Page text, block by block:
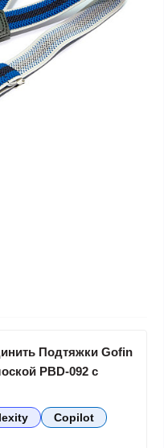
Подтяжки Gofin
PBD-092 с
Copilot